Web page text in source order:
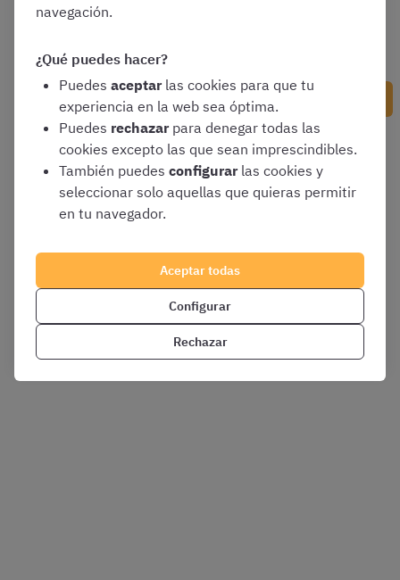
Siguiente contenido
navegación.
¿Qué puedes hacer?
Puedes aceptar las cookies para que tu
experiencia en la web sea óptima.
Puedes rechazar para denegar todas las
cookies excepto las que sean imprescindibles.
También puedes configurar las cookies y
seleccionar solo aquellas que quieras permitir
en tu navegador.
Aceptar todas
Configurar
Rechazar